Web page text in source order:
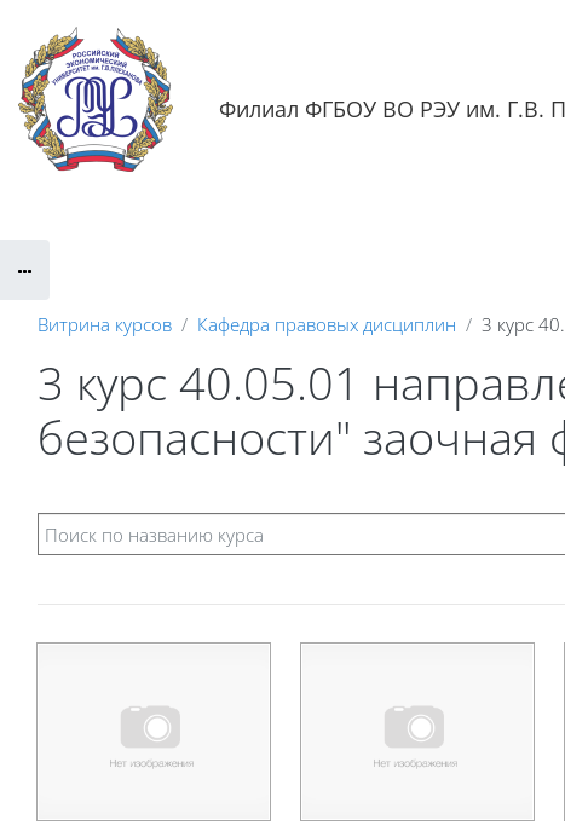
Филиал ФГБОУ ВО РЭУ им. Г.В.
Витрина курсов Кафедра правовых дисциплин 3 курс
3 курс 40.05.01
безопасности" заочная